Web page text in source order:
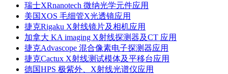
瑞士XRnanotech 微纳光学元件应用
美国XOS 毛细管X光透镜应用
捷克Rigaku X射线镜片及相机应用
加拿大 KA imaging X射线探测器及CT 应用
捷克Advascope 混合像素电子探测器应用
捷克Cactux X射线测试模体及平移台应用
德国HPS 极紫外、X射线光谱仪应用